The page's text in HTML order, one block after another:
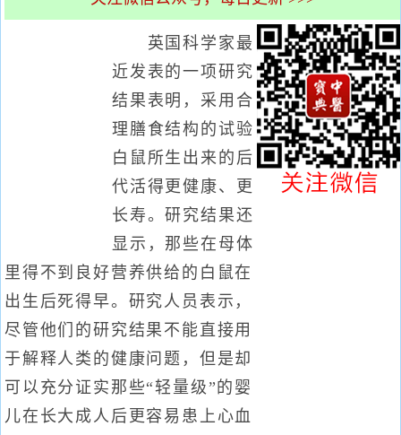
英国科学家最
近发表的一项研究
结果表明，采用合
理膳食结构的试验
白鼠所生出来的后
代活得更健康、更
长寿。研究结果还
显示，那些在母体
里得不到良好营养供给的白鼠在
出生后死得早。研究人员表示，
尽管他们的研究结果不能直接用
于解释人类的健康问题，但是却
可以充分证实那些“轻量级”的婴
儿在长大成人后更容易患上心血